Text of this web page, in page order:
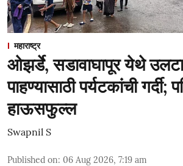
महाराष्ट्र
ओझर्डे, सडावाघापूर येथे
पाहण्यासाठी पर्यटकांची गर्दी;
हाऊसफुल्ल
Swapnil S
Published on: 06 Aug 2026, 7:19 am